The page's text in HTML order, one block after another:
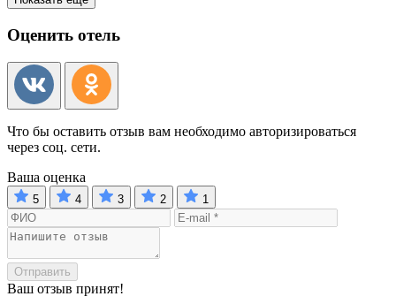
Оценить отель
Что бы оставить отзыв вам необходимо авторизироваться
через соц. сети.
Ваша оценка
5 4 3 2 1
Отправить
Ваш отзыв принят!